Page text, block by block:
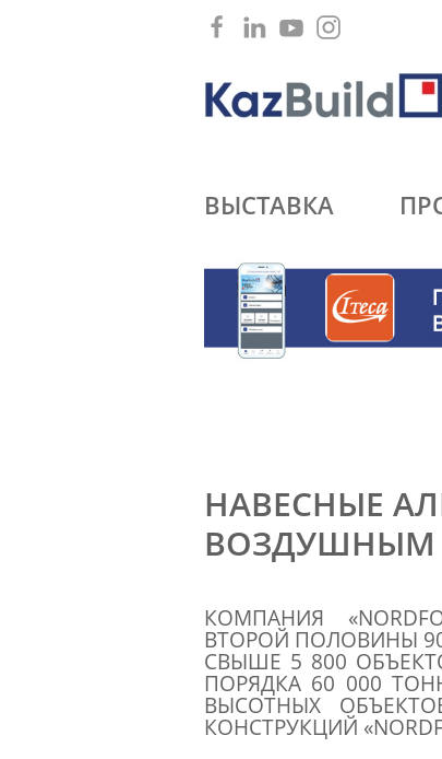
ВЫСТАВКА
НАВЕСНЫЕ
ВОЗДУШНЫМ
КОМПАНИЯ
ВТОРОЙ ПОЛОВИНЫ
СВЫШЕ 5 800
ПОРЯДКА 60 000
ВЫСОТНЫХ
КОНСТРУКЦИЙ